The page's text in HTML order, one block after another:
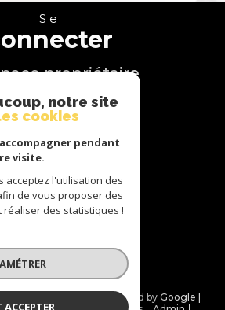
Se
propriétaire
Nous
suivre
Nous
adhérons
| Traduction powered by Google |
notre site
cookies
pendant
visite.
acceptez l'utilisation des
de vous proposer des
des statistiques !